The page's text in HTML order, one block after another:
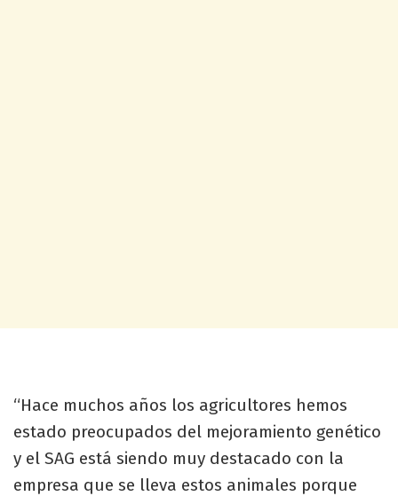
“Hace muchos años los agricultores hemos
estado preocupados del mejoramiento genético
y el SAG está siendo muy destacado con la
empresa que se lleva estos animales porque